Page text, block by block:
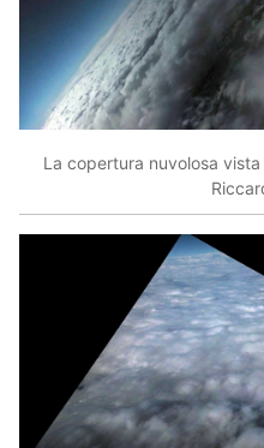
La copertura nuvolosa